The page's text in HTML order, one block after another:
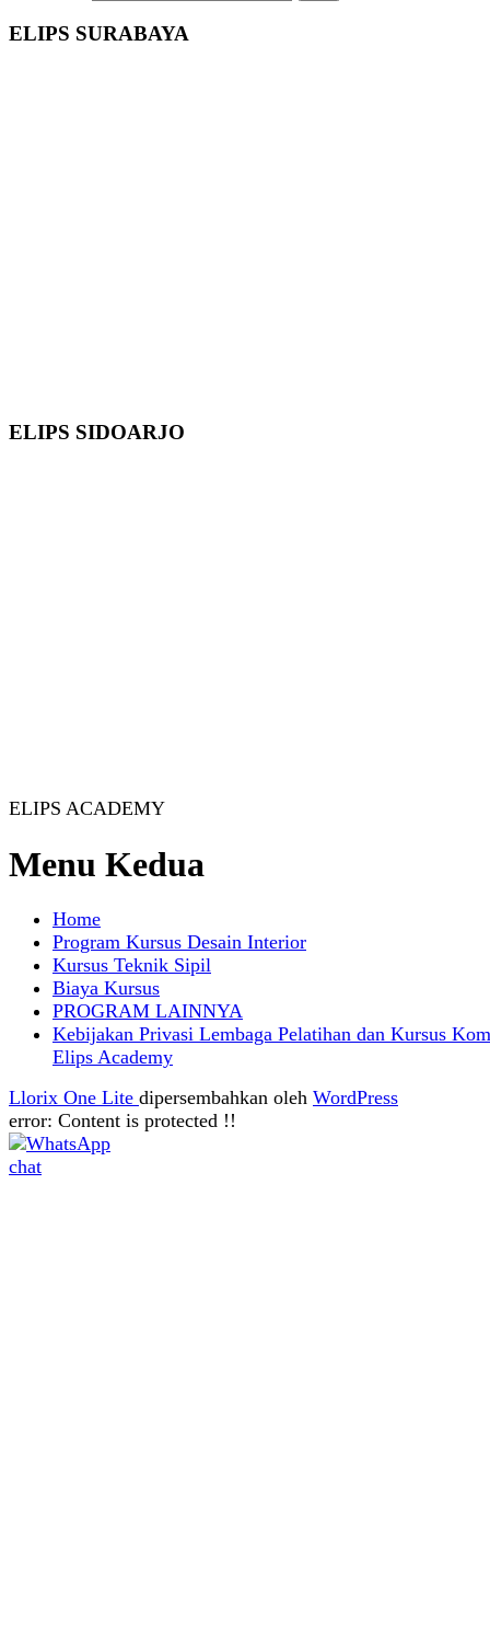
ELIPS SURABAYA
ELIPS SIDOARJO
ELIPS ACADEMY
Menu Kedua
Home
Program Kursus Desain Interior
Kursus Teknik Sipil
Biaya Kursus
PROGRAM LAINNYA
Kebijakan Privasi Lembaga Pelatihan dan Kursus
Elips Academy
Llorix One Lite dipersembahkan oleh WordPress
error: Content is protected !!